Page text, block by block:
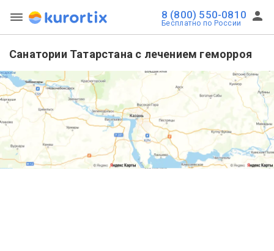
8 (800) 550-0810
Бесплатно по России
Санатории Татарстана с лечением геморроя